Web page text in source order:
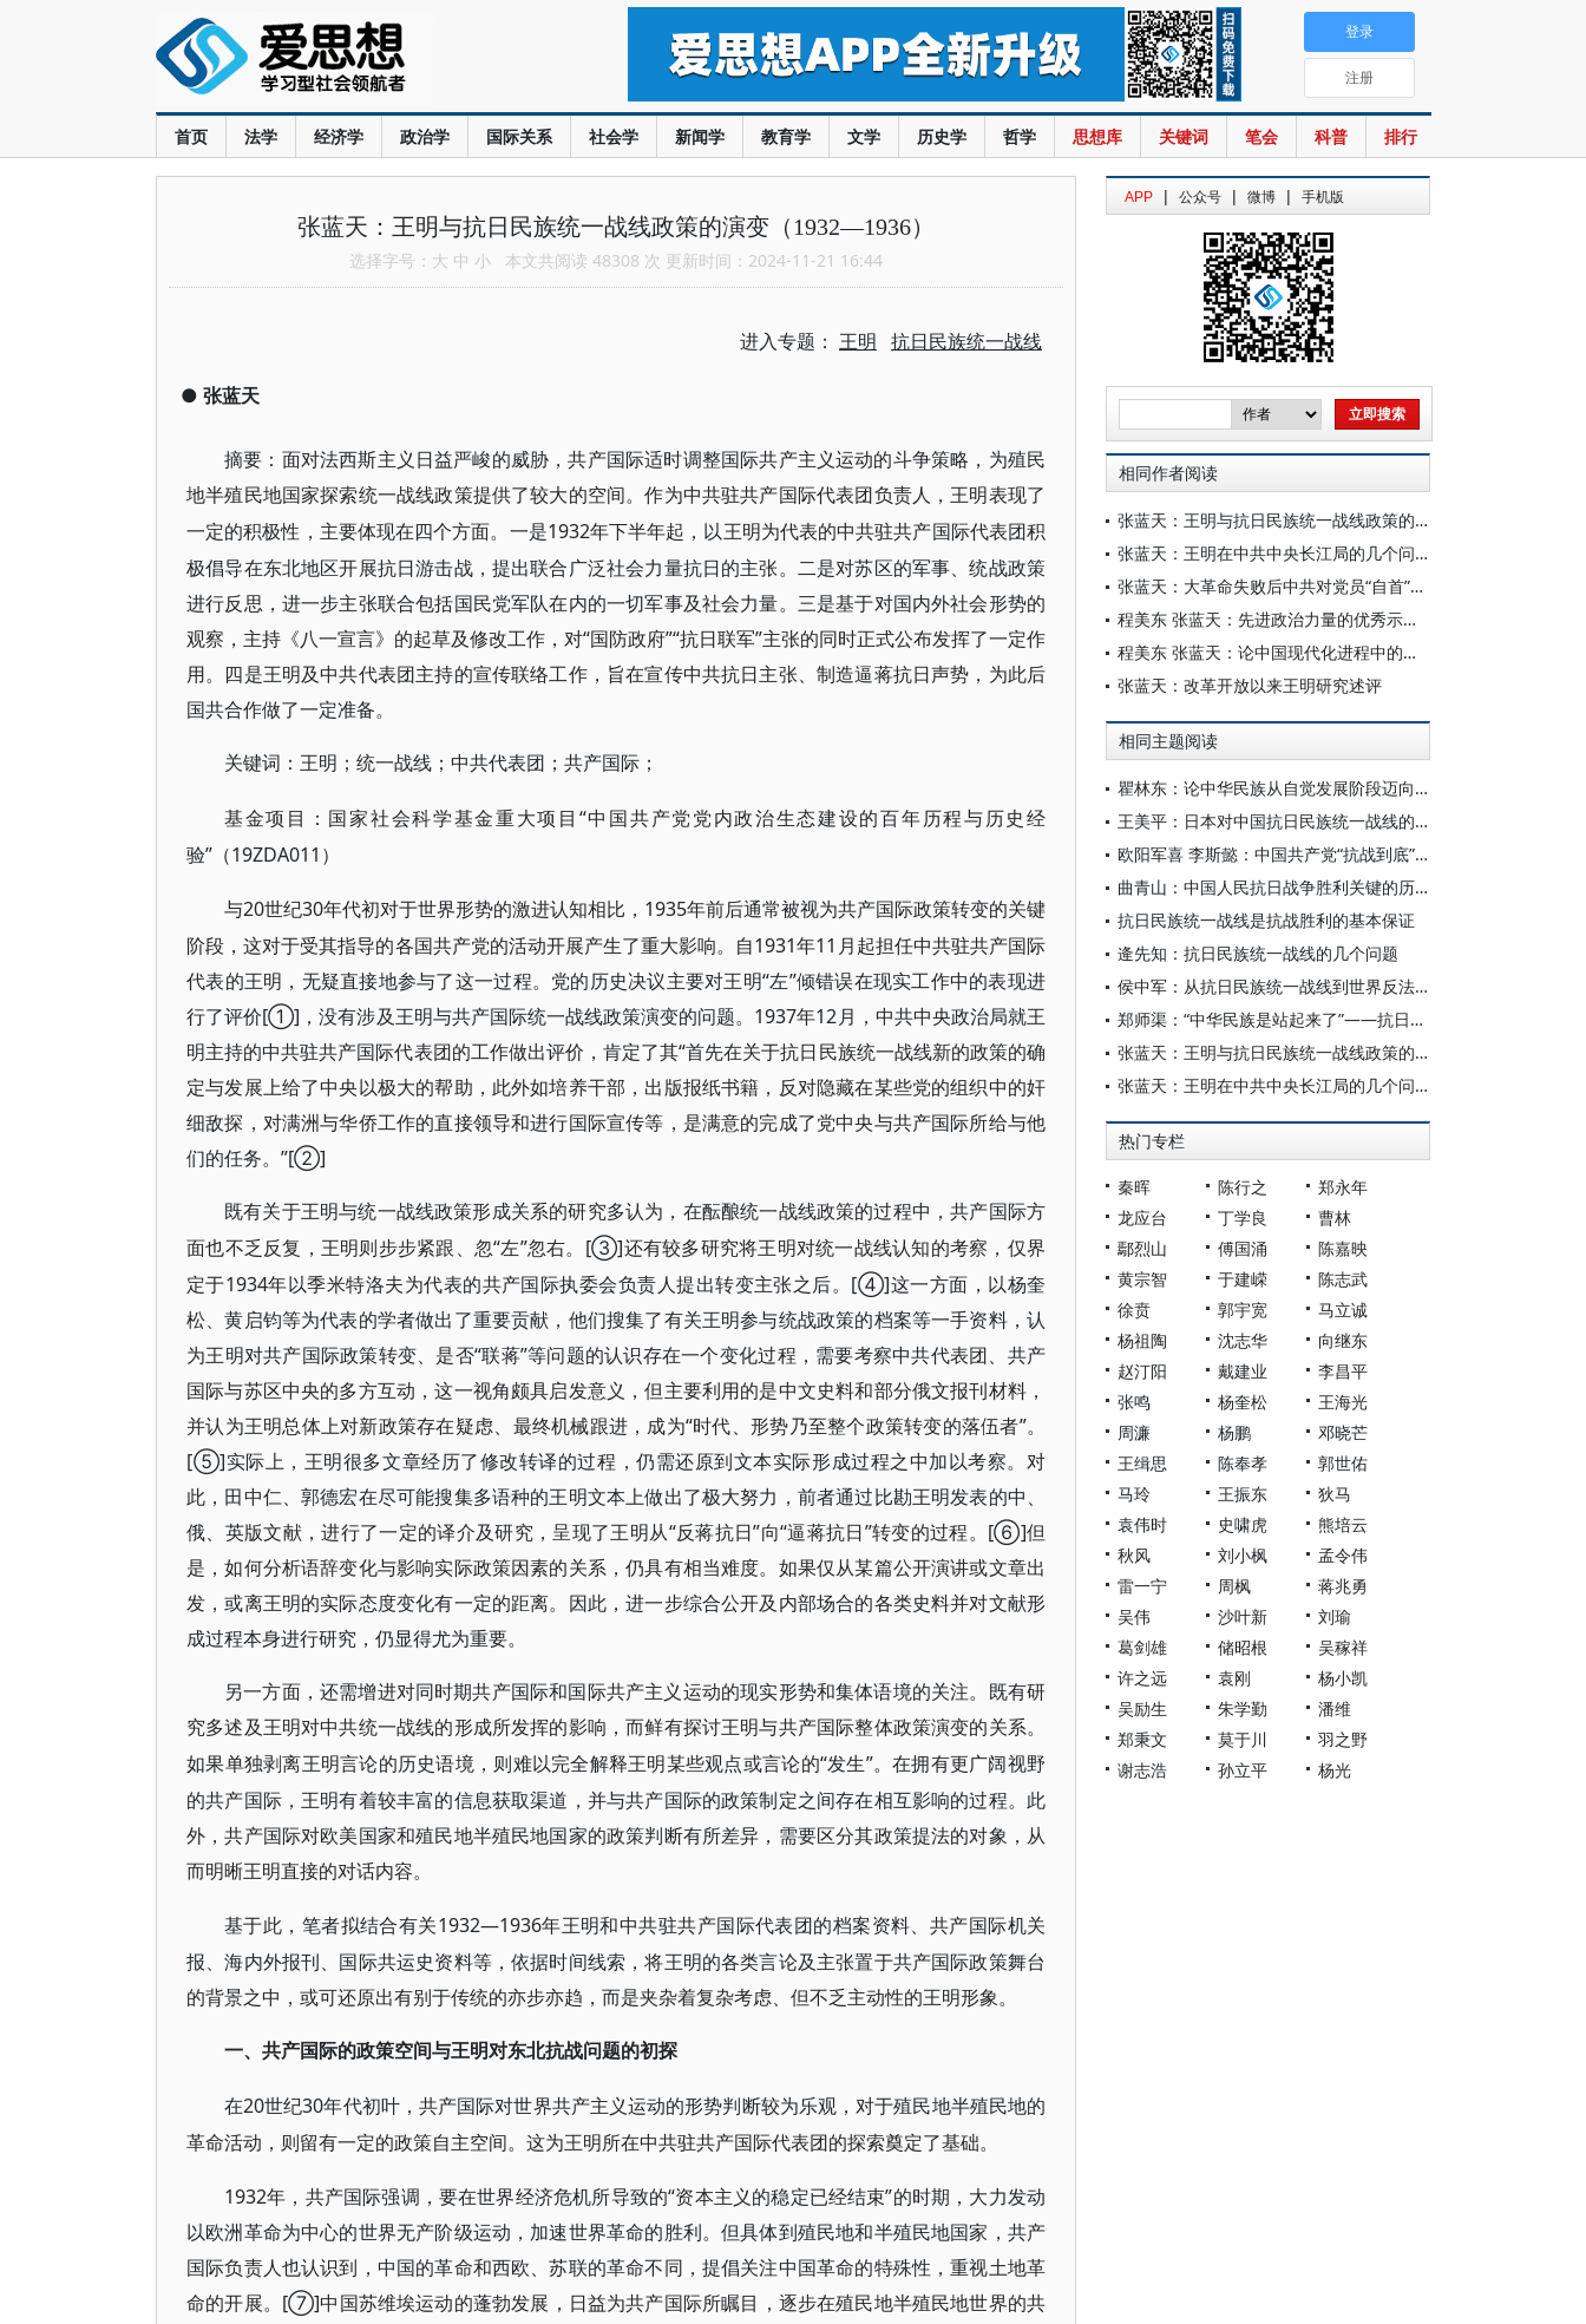
首页 法学 经济学 政治学 国际关系 社会学 新闻学 教育学 文学 历史学 哲学 思想库 关键词 笔会 科普 排行
登录
注册
张蓝天：王明与抗日民族统一战线政策的演变（1932—1936）
选择字号： 大 中 小 本文共阅读 48308 次 更新时间：2024-11-21 16:44
进入专题： 王明 抗日民族统一战线
● 张蓝天
摘要：面对法西斯主义日益严峻的威胁，共产国际适时调整国际共产主义运动的斗争策略，为殖民
地半殖民地国家探索统一战线政策提供了较大的空间。作为中共驻共产国际代表团负责人，王明表现了
一定的积极性，主要体现在四个方面。一是1932年下半年起，以王明为代表的中共驻共产国际代表团积
极倡导在东北地区开展抗日游击战，提出联合广泛社会力量抗日的主张。二是对苏区的军事、统战政策
进行反思，进一步主张联合包括国民党军队在内的一切军事及社会力量。三是基于对国内外社会形势的
观察，主持《八一宣言》的起草及修改工作，对“国防政府”“抗日联军”主张的同时正式公布发挥了一定作
用。四是王明及中共代表团主持的宣传联络工作，旨在宣传中共抗日主张、制造逼蒋抗日声势，为此后
国共合作做了一定准备。
关键词：王明；统一战线；中共代表团；共产国际；
基金项目：国家社会科学基金重大项目 “中国共产党党内政治生态建设的百年历程与历史经
验”（19ZDA011）
与20世纪30年代初对于世界形势的激进认知相比，1935年前后通常被视为共产国际政策转变的关键
阶段，这对于受其指导的各国共产党的活动开展产生了重大影响。自1931年11月起担任中共驻共产国际
代表的王明，无疑直接地参与了这一过程。党的历史决议主要对王明“左”倾错误在现实工作中的表现进
行了评价[①]，没有涉及王明与共产国际统一战线政策演变的问题。1937年12月，中共中央政治局就王
明主持的中共驻共产国际代表团的工作做出评价，肯定了其“首先在关于抗日民族统一战线新的政策的确
定与发展上给了中央以极大的帮助，此外如培养干部，出版报纸书籍，反对隐藏在某些党的组织中的奸
细敌探，对满洲与华侨工作的直接领导和进行国际宣传等，是满意的完成了党中央与共产国际所给与他
们的任务。”[②]
既有关于王明与统一战线政策形成关系的研究多认为，在酝酿统一战线政策的过程中，共产国际方
面也不乏反复，王明则步步紧跟、忽“左”忽右。[③]还有较多研究将王明对统一战线认知的考察，仅界
定于1934年以季米特洛夫为代表的共产国际执委会负责人提出转变主张之后。[④]这一方面，以杨奎
松、黄启钧等为代表的学者做出了重要贡献，他们搜集了有关王明参与统战政策的档案等一手资料，认
为王明对共产国际政策转变、是否“联蒋”等问题的认识存在一个变化过程，需要考察中共代表团、共产
国际与苏区中央的多方互动，这一视角颇具启发意义，但主要利用的是中文史料和部分俄文报刊材料，
并认为王明总体上对新政策存在疑虑、最终机械跟进，成为“时代、形势乃至整个政策转变的落伍者”。
[⑤]实际上，王明很多文章经历了修改转译的过程，仍需还原到文本实际形成过程之中加以考察。对
此，田中仁、郭德宏在尽可能搜集多语种的王明文本上做出了极大努力，前者通过比勘王明发表的中、
俄、英版文献，进行了一定的译介及研究，呈现了王明从“反蒋抗日”向“逼蒋抗日”转变的过程。[⑥]但
是，如何分析语辞变化与影响实际政策因素的关系，仍具有相当难度。如果仅从某篇公开演讲或文章出
发，或离王明的实际态度变化有一定的距离。因此，进一步综合公开及内部场合的各类史料并对文献形
成过程本身进行研究，仍显得尤为重要。
另一方面，还需增进对同时期共产国际和国际共产主义运动的现实形势和集体语境的关注。既有研
究多述及王明对中共统一战线的形成所发挥的影响，而鲜有探讨王明与共产国际整体政策演变的关系。
如果单独剥离王明言论的历史语境，则难以完全解释王明某些观点或言论的“发生”。在拥有更广阔视野
的共产国际，王明有着较丰富的信息获取渠道，并与共产国际的政策制定之间存在相互影响的过程。此
外，共产国际对欧美国家和殖民地半殖民地国家的政策判断有所差异，需要区分其政策提法的对象，从
而明晰王明直接的对话内容。
基于此，笔者拟结合有关1932—1936年王明和中共驻共产国际代表团的档案资料、共产国际机关
报、海内外报刊、国际共运史资料等，依据时间线索，将王明的各类言论及主张置于共产国际政策舞台
的背景之中，或可还原出有别于传统的亦步亦趋，而是夹杂着复杂考虑、但不乏主动性的王明形象。
一、共产国际的政策空间与王明对东北抗战问题的初探
在20世纪30年代初叶，共产国际对世界共产主义运动的形势判断较为乐观，对于殖民地半殖民地的
革命活动，则留有一定的政策自主空间。这为王明所在中共驻共产国际代表团的探索奠定了基础。
1932年，共产国际强调，要在世界经济危机所导致的“资本主义的稳定已经结束”的时期，大力发动
以欧洲革命为中心的世界无产阶级运动，加速世界革命的胜利。但具体到殖民地和半殖民地国家，共产
国际负责人也认识到，中国的革命和西欧、苏联的革命不同，提倡关注中国革命的特殊性，重视土地革
命的开展。[⑦]中国苏维埃运动的蓬勃发展，日益为共产国际所瞩目，逐步在殖民地半殖民地世界的共
APP | 公众号 | 微博 | 手机版
相同作者阅读
张蓝天：王明与抗日民族统一战线政策的演变（1932—1936）
张蓝天：王明在中共中央长江局的几个问题再论
张蓝天：大革命失败后中共对党员“自首”问题的因应（1927—1931）
程美东 张蓝天：先进政治力量的优秀示范：周恩来道德形象论析
程美东 张蓝天：论中国现代化进程中的科学理性取向
张蓝天：改革开放以来王明研究述评
相同主题阅读
瞿林东：论中华民族从自觉发展阶段迈向伟大复兴的新时代
王美平：日本对中国抗日民族统一战线的破坏及其失败
欧阳军喜 李斯懿：中国共产党“抗战到底”的三重意涵
曲青山：中国人民抗日战争胜利关键的历史启示
抗日民族统一战线是抗战胜利的基本保证
逄先知：抗日民族统一战线的几个问题
侯中军：从抗日民族统一战线到世界反法西斯统一战线：中国共产党与两个统一战线的建立
郑师渠：“中华民族是站起来了”——抗日民族统一战线的建立与中华民族共同体意识的空前觉醒
张蓝天：王明与抗日民族统一战线政策的演变（1932—1936）
张蓝天：王明在中共中央长江局的几个问题再论
热门专栏
秦晖 陈行之
郑永年
龙应台
丁学良
曹林
鄢烈山
傅国涌
陈嘉映
黄宗智
于建嵘
陈志武
徐贲
郭宇宽
马立诚
杨祖陶
沈志华
向继东
赵汀阳
戴建业
李昌平
张鸣
杨奎松
王海光
周濂
杨鹏
邓晓芒
王缉思
陈奉孝
郭世佑
马玲
王振东
狄马
袁伟时
史啸虎
熊培云
秋风
刘小枫
孟令伟
雷一宁
周枫
蒋兆勇
吴伟
沙叶新
刘瑜
葛剑雄
储昭根
吴稼祥
许之远
袁刚
杨小凯
吴励生
朱学勤
潘维
郑秉文
莫于川
羽之野
谢志浩
孙立平 杨光